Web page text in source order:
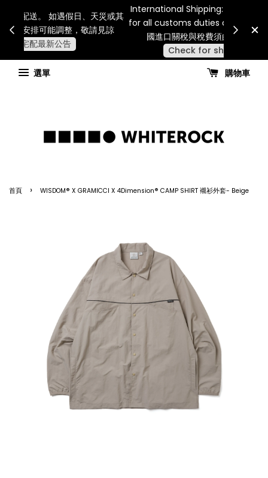
連假期間宅配服務將暫停配送。 如遇假日、天災或其
他不可抗力因素，出貨安排可能調整，敬請見諒
查看國內宅配最新公告
for all
國
選單
購物車
首頁 › WISDOM® X GRAMICCI X 4Dimension® CAMP SHIRT 襯衫外套- Beige